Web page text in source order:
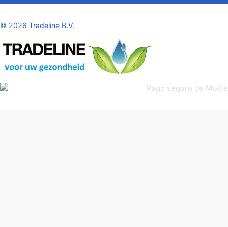
© 2026 Tradeline B.V.